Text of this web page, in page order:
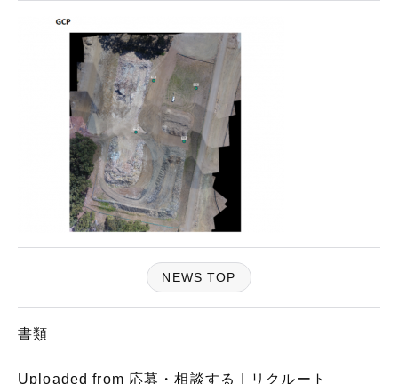
NEWS TOP
書類
Uploaded from 応募・相談する｜リクルート